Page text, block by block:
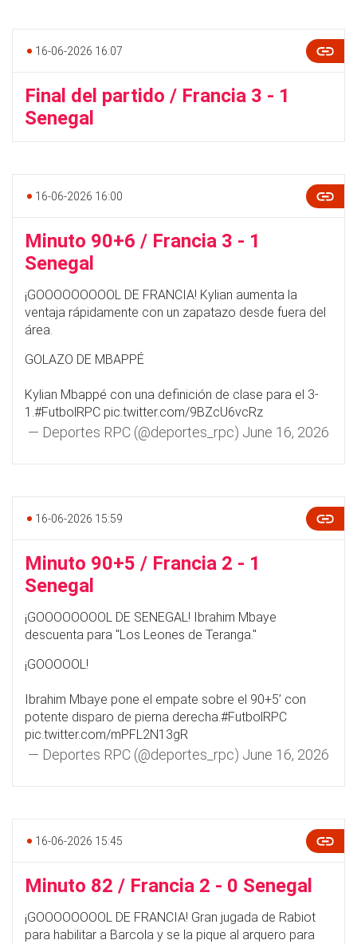
16-06-2026 16:07
Final del partido / Francia 3 - 1
Senegal
16-06-2026 16:00
Minuto 90+6 / Francia 3 - 1
Senegal
¡GOOOOOOOOOL DE FRANCIA! Kylian aumenta la
ventaja rápidamente con un zapatazo desde fuera del
área.
GOLAZO DE MBAPPÉ
Kylian Mbappé con una definición de clase para el 3-
1.#FutbolRPC pic.twitter.com/9BZcU6vcRz
— Deportes RPC (@deportes_rpc) June 16, 2026
16-06-2026 15:59
Minuto 90+5 / Francia 2 - 1
Senegal
¡GOOOOOOOOL DE SENEGAL! Ibrahim Mbaye
descuenta para "Los Leones de Teranga."
¡GOOOOOL!
Ibrahim Mbaye pone el empate sobre el 90+5’ con
potente disparo de pierna derecha.#FutbolRPC
pic.twitter.com/mPFL2N13gR
— Deportes RPC (@deportes_rpc) June 16, 2026
16-06-2026 15:45
Minuto 82 / Francia 2 - 0 Senegal
¡GOOOOOOOOL DE FRANCIA! Gran jugada de Rabiot
para habilitar a Barcola y se la pique al arquero para